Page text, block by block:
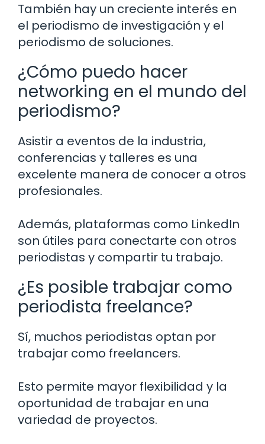
También hay un creciente interés en
el periodismo de investigación y el
periodismo de soluciones.
¿Cómo puedo hacer
networking en el mundo del
periodismo?
Asistir a eventos de la industria,
conferencias y talleres es una
excelente manera de conocer a otros
profesionales.
Además, plataformas como LinkedIn
son útiles para conectarte con otros
periodistas y compartir tu trabajo.
¿Es posible trabajar como
periodista freelance?
Sí, muchos periodistas optan por
trabajar como freelancers.
Esto permite mayor flexibilidad y la
oportunidad de trabajar en una
variedad de proyectos.